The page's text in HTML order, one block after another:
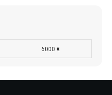
6000 €